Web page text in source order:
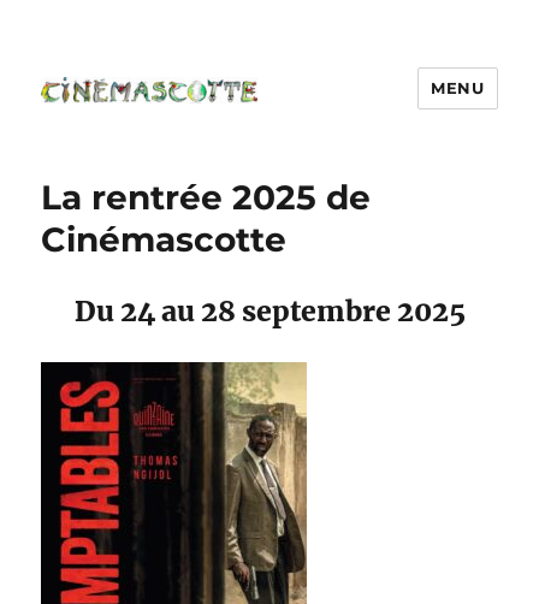
MENU
La rentrée 2025 de
Cinémascotte
Du 24 au 28 septembre 2025